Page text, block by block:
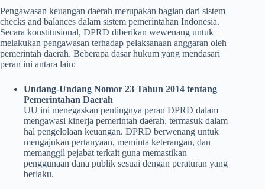
Pengawasan keuangan daerah merupakan bagian dari sistem
checks and balances dalam sistem pemerintahan Indonesia.
Secara konstitusional, DPRD diberikan wewenang untuk
melakukan pengawasan terhadap pelaksanaan anggaran oleh
pemerintah daerah. Beberapa dasar hukum yang mendasari
peran ini antara lain:
Undang-Undang Nomor 23 Tahun 2014 tentang
Pemerintahan Daerah
UU ini menegaskan pentingnya peran DPRD dalam
mengawasi kinerja pemerintah daerah, termasuk dalam
hal pengelolaan keuangan. DPRD berwenang untuk
mengajukan pertanyaan, meminta keterangan, dan
memanggil pejabat terkait guna memastikan
penggunaan dana publik sesuai dengan peraturan yang
berlaku.